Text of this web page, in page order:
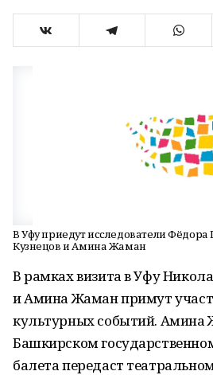
В Уфу приедут исследователи
Кузнецов и Амина Жаман
В рамках визита в Уфу
и Амина Жаман примут
культурных событий. Амина
Башкирском
балета передаст